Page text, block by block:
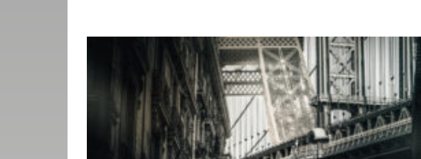
MÉDIAAJÁNLAT
IMPRESSZUM
PR-ARCHÍVUM
ADATKEZELÉSI
TÁJÉKOZTATÓ